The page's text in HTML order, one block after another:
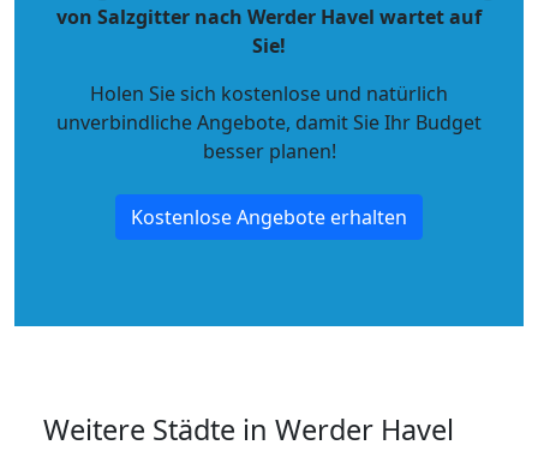
von Salzgitter nach Werder Havel wartet auf
Sie!
Holen Sie sich kostenlose und natürlich
unverbindliche Angebote, damit Sie Ihr Budget
besser planen!
Kostenlose Angebote erhalten
Weitere Städte in Werder Havel